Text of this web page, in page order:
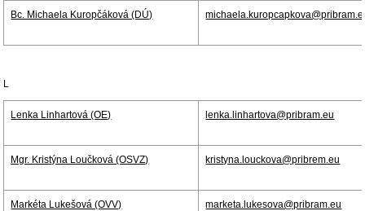
Bc. Michaela Kuropčáková (DÚ)
L
Lenka Linhartová (OE) lenka.linhartova@pribram.eu
Mgr. Kristýna Loučková (OSVZ) kristyna.louckova@pribrem.eu
Markéta Lukešová (OVV) marketa.lukesova@pribram.eu